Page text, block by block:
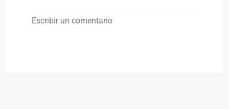
Escribir un comentario